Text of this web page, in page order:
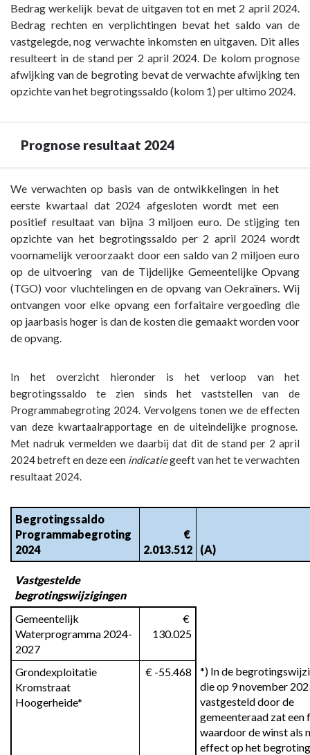
leeswijzer
tabellen
Bedrag werkelijk bevat de uitgaven tot en met 2 april 2024.
Bedrag rechten en verplichtingen bevat het saldo van de
vastgelegde, nog verwachte inkomsten en uitgaven. Dit alles
resulteert in de stand per 2 april 2024. De kolom prognose
afwijking van de begroting bevat de verwachte afwijking ten
opzichte van het begrotingssaldo (kolom 1) per ultimo 2024.
Prognose resultaat 2024
Terug
naar
navigatie
Inleiding
Prognose
resultaat
2024
We verwachten op basis van de ontwikkelingen in het
eerste kwartaal dat 2024 afgesloten wordt met een
positief resultaat van bijna 3 miljoen euro. De stijging ten
opzichte van het begrotingssaldo per 2 april 2024 wordt
voornamelijk veroorzaakt door een saldo van 2 miljoen euro
op de uitvoering van de Tijdelijke Gemeentelijke Opvang
(TGO) voor vluchtelingen en de opvang van Oekraïners. Wij
ontvangen voor elke opvang een forfaitaire vergoeding die
op jaarbasis hoger is dan de kosten die gemaakt worden voor
de opvang.
In het overzicht hieronder is het verloop van het
begrotingssaldo te zien sinds het vaststellen van de
Programmabegroting 2024. Vervolgens tonen we de effecten
van deze kwartaalrapportage en de uiteindelijke prognose.
Met nadruk vermelden we daarbij dat dit de stand per 2 april
2024 betreft en deze een indicatiegeeft van het te verwachten
resultaat 2024.
Begrotingssaldo
Programmabegroting
2024
2.013.512
(A)
Vastgestelde
begrotingswijzigingen
Gemeentelijk
Waterprogramma 2024-
2027
130.025
Grondexploitatie
Kromstraat
Hoogerheide*
€ -55.468
*) In de
die op 9 november
vastgesteld door de
gemeenteraad zat een
waardoor de winst als
effect op het